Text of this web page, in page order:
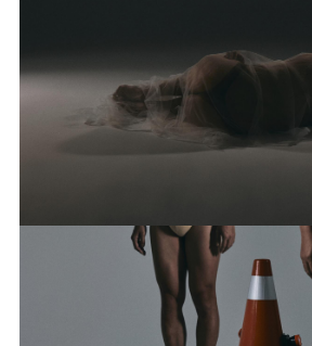
Performance Art
《tabin 'inowan 保存期限